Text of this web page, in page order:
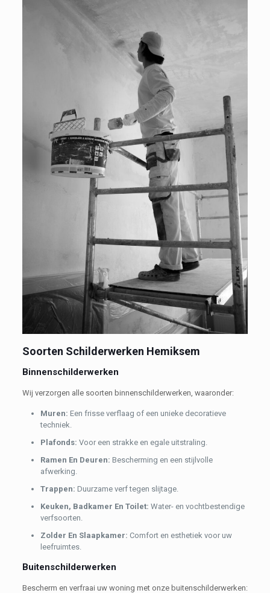
Soorten Schilderwerken Hemiksem
Binnenschilderwerken
Wij verzorgen alle soorten binnenschilderwerken, waaronder:
Muren: Een frisse verflaag of een unieke decoratieve
techniek.
Plafonds: Voor een strakke en egale uitstraling.
Ramen En Deuren: Bescherming en een stijlvolle
afwerking.
Trappen: Duurzame verf tegen slijtage.
Keuken, Badkamer En Toilet: Water- en vochtbestendige
verfsoorten.
Zolder En Slaapkamer: Comfort en esthetiek voor uw
leefruimtes.
Buitenschilderwerken
Bescherm en verfraai uw woning met onze buitenschilderwerken: